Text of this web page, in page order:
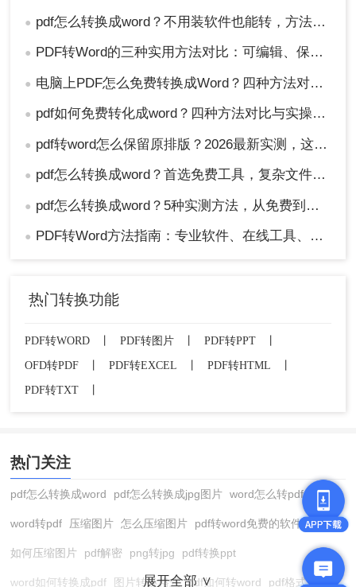
● pdf怎么转换成word？不用装软件也能转，方法在这！
● PDF转Word的三种实用方法对比：可编辑、保格式、避风险！
● 电脑上PDF怎么免费转换成Word？四种方法对比与实操指南（附详细表格）!
● pdf如何免费转化成word？四种方法对比与实操指南（附详细表格）
● pdf转word怎么保留原排版？2026最新实测，这5种方法从免费到专业全搞定！
● pdf怎么转换成word？首选免费工具，复杂文件再上专业软件！
● pdf怎么转换成word？5种实测方法，从免费到专业全攻略！
● PDF转Word方法指南：专业软件、在线工具、Word内置与改后缀名4种方案对比！
热门转换功能
PDF转WORD PDF转图片 PDF转PPT
OFD转PDF
PDF转EXCEL PDF转HTML
PDF转TXT
热门关注
pdf怎么转换成word pdf怎么转换成jpg图片 word怎么转pdf
word转pdf 压缩图片 怎么压缩图片 pdf转word免费的软件
如何压缩图片 pdf解密 png转jpg pdf转换ppt
word如何转换成pdf 图片转换格式 pdf如何转word pdf格式转换
展开全部 ∨